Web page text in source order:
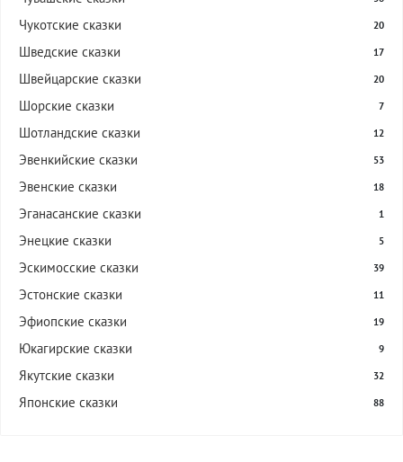
Чукотские сказки 20
Шведские сказки 17
Швейцарские сказки 20
Шорские сказки 7
Шотландские сказки 12
Эвенкийские сказки 53
Эвенские сказки 18
Эганасанские сказки 1
Энецкие сказки 5
Эскимосские сказки 39
Эстонские сказки 11
Эфиопские сказки 19
Юкагирские сказки 9
Якутские сказки 32
Японские сказки 88